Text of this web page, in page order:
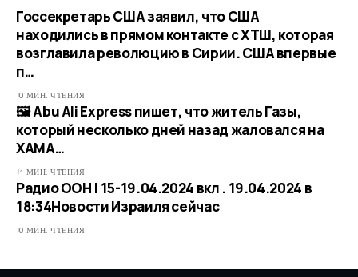
Госсекретарь США заявил, что США
находились в прямом контакте с ХТШ, которая
возглавила революцию в Сирии. США впервые
п…
0 МИН. ЧТЕНИЯ
🖼 Abu Ali Express пишет, что житель Газы,
который несколько дней назад жаловался на
ХАМА…
1 МИН. ЧТЕНИЯ
Радио ООН | 15-19.04.2024 вкл . 19.04.2024 в
18:34​Новости Израиля сейчас
0 МИН. ЧТЕНИЯ